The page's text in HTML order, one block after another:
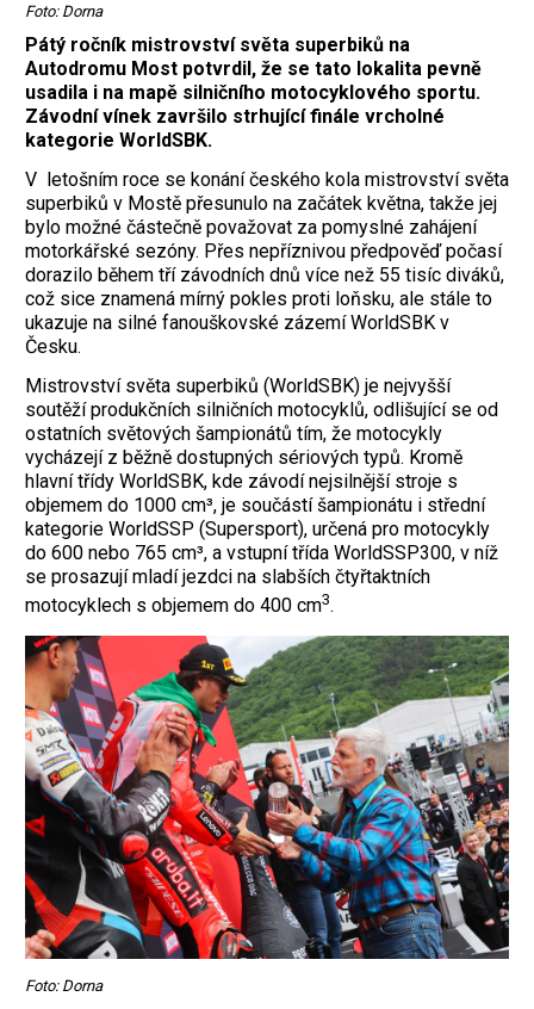
Foto: Dorna
Pátý ročník mistrovství světa superbiků na
Autodromu Most potvrdil, že se tato lokalita pevně
usadila i na mapě silničního motocyklového sportu.
Závodní vínek završilo strhující finále vrcholné
kategorie WorldSBK.
V letošním roce se konání českého kola mistrovství světa
superbiků v Mostě přesunulo na začátek května, takže jej
bylo možné částečně považovat za pomyslné zahájení
motorkářské sezóny. Přes nepříznivou předpověď počasí
dorazilo během tří závodních dnů více než 55 tisíc diváků,
což sice znamená mírný pokles proti loňsku, ale stále to
ukazuje na silné fanouškovské zázemí WorldSBK v
Česku.
Mistrovství světa superbiků (WorldSBK) je nejvyšší
soutěží produkčních silničních motocyklů, odlišující se od
ostatních světových šampionátů tím, že motocykly
vycházejí z běžně dostupných sériových typů. Kromě
hlavní třídy WorldSBK, kde závodí nejsilnější stroje s
objemem do 1000 cm³, je součástí šampionátu i střední
kategorie WorldSSP (Supersport), určená pro motocykly
do 600 nebo 765 cm³, a vstupní třída WorldSSP300, v níž
se prosazují mladí jezdci na slabších čtyřtaktních
motocyk­lech s objemem do 400 cm3.
Foto: Dorna